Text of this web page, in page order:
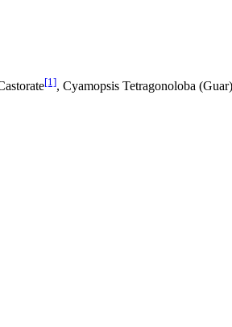
[1], Cyamopsis Tetragonoloba